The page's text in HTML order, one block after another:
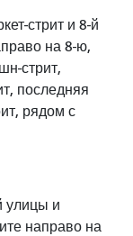
стрит и 8-й
на 8-ю,
стрит,
последняя
рядом с
улицы и
направо на